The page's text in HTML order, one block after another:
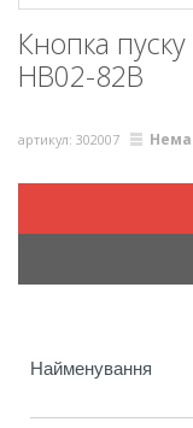
Кнопка
HB02-82B
артикул: 302007
Найменування